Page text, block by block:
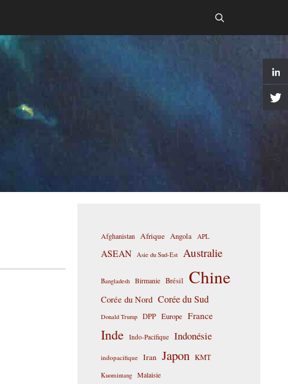
Afghanistan Afrique Angola APL
ASEAN Asie du Sud-Est Australie
Bangladesh Birmanie Brésil Chine
Corée du Nord Corée du Sud
Donald Trump DPP Europe France
Inde Indo-Pacifique Indonésie
indopacifique Iran Japon KMT
Kuomintang Malaisie